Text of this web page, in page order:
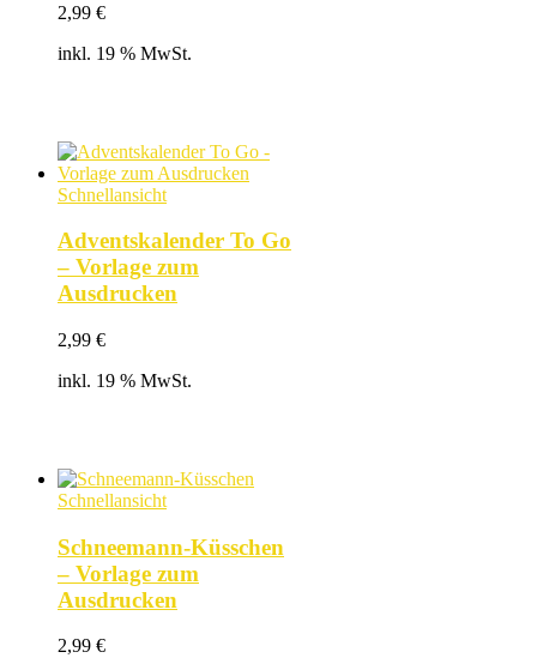
2,99 €
inkl. 19 % MwSt.
Schnellansicht
Adventskalender To Go
– Vorlage zum
Ausdrucken
2,99 €
inkl. 19 % MwSt.
Schnellansicht
Schneemann-Küsschen
– Vorlage zum
Ausdrucken
2,99 €